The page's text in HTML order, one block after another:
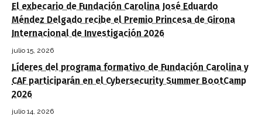
El exbecario de Fundación Carolina José Eduardo
Méndez Delgado recibe el Premio Princesa de Girona
Internacional de Investigación 2026
julio 15, 2026
Líderes del programa formativo de Fundación Carolina y
CAF participarán en el Cybersecurity Summer BootCamp
2026
julio 14, 2026